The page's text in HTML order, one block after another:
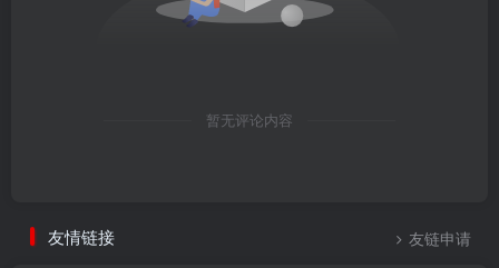
暂无评论内容
友情链接 友链申请